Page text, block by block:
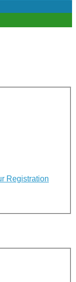
Registration